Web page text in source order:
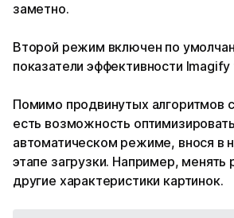
заметно.
Второй режим включен по
показатели эффективности
Помимо продвинутых алгоритмов
есть возможность
автоматическом режиме, внося в
этапе загрузки. Например, менять
другие характеристики картинок.